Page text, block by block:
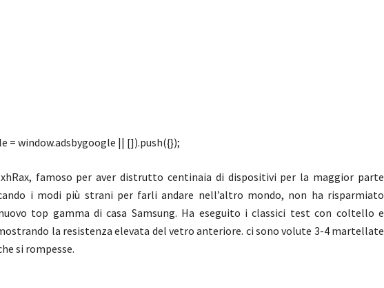
= window.adsbygoogle || []).push({});
famoso per aver distrutto centinaia di dispositivi per la maggior parte
i modi più strani per farli andare nell’altro mondo, non ha risparmiato
top gamma di casa Samsung. Ha eseguito i classici test con coltello e
la resistenza elevata del vetro anteriore. ci sono volute 3-4 martellate
che si rompesse.